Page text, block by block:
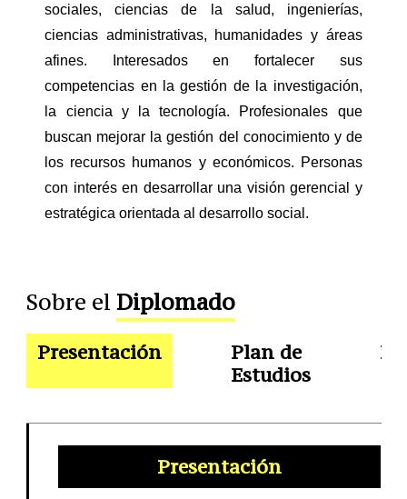
sociales, ciencias de la salud, ingenierías,
ciencias administrativas, humanidades y áreas
afines.​ Interesados en fortalecer sus
competencias en la gestión de la investigación,
la ciencia y la tecnología.​ Profesionales que
buscan mejorar la gestión del conocimiento y de
los recursos humanos y económicos.​ Personas
con interés en desarrollar una visión gerencial y
estratégica orientada al desarrollo social.
Sobre elDiplomado
Presentación
Plan de
Estudios
Presentación